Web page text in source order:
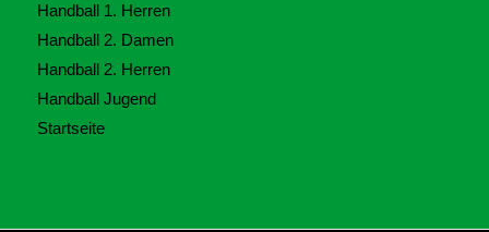
Handball 1. Herren
Handball 2. Damen
Handball 2. Herren
Handball Jugend
Startseite